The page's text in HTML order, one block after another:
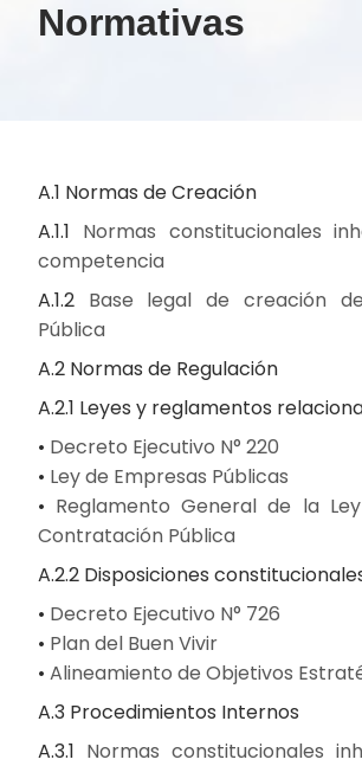
Normativas
A.1 Normas de Creación
A.1.1 Normas constitucionales
competencia
A.1.2 Base legal de creación
Pública
A.2 Normas de Regulación
A.2.1 Leyes y reglamentos
• Decreto Ejecutivo N° 220
• Ley de Empresas Públicas
• Reglamento General de la
Contratación Pública
A.2.2 Disposiciones
• Decreto Ejecutivo N° 726
• Plan del Buen Vivir
• Alineamiento de Objetivos
A.3 Procedimientos Internos
A.3.1 Normas constitucionales